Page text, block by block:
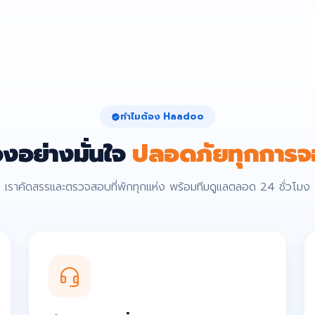
ทำไมต้อง Haadoo
อย่างมั่นใจปลอดภัยทุกการ
เราคัดสรรและตรวจสอบที่พักทุกแห่ง พร้อมทีมดูแลตลอด 24 ชั่วโมง